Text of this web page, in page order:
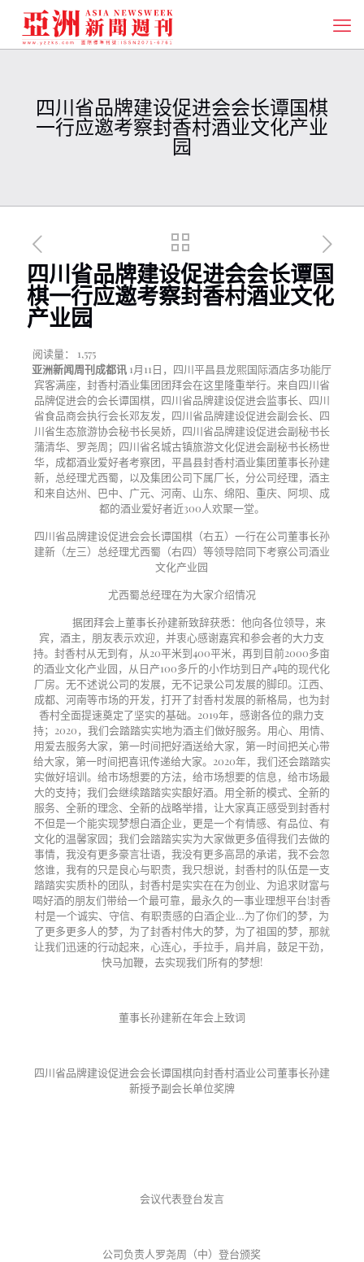
四川省品牌建设促进会会长谭国棋
一行应邀考察封香村酒业文化产业
园
四川省品牌建设促进会会长谭国
棋一行应邀考察封香村酒业文化
产业园
阅读量：
1,575
亚洲新闻周刊成都讯 1月11日，四川平昌县龙熙国际酒店多功能厅
宾客满座，封香村酒业集团团拜会在这里隆重举行。来自四川省
品牌促进会的会长谭国棋，四川省品牌建设促进会监事长、四川
省食品商会执行会长邓友发，四川省品牌建设促进会副会长、四
川省生态旅游协会秘书长吴娇，四川省品牌建设促进会副秘书长
蒲清华、罗尧周；四川省名城古镇旅游文化促进会副秘书长杨世
华，成都酒业爱好者考察团，平昌县封香村酒业集团董事长孙建
新，总经理尤西蜀，以及集团公司下属厂长，分公司经理，酒主
和来自达州、巴中、广元、河南、山东、绵阳、重庆、阿坝、成
都的酒业爱好者近300人欢聚一堂。
四川省品牌建设促进会会长谭国棋（右五）一行在公司董事长孙
建新（左三）总经理尤西蜀（右四）等领导陪同下考察公司酒业
文化产业园
尤西蜀总经理在为大家介绍情况
据团拜会上董事长孙建新致辞获悉：他向各位领导，来
宾，酒主，朋友表示欢迎，并衷心感谢嘉宾和参会者的大力支
持。封香村从无到有，从20平米到400平米，再到目前2000多亩
的酒业文化产业园，从日产100多斤的小作坊到日产4吨的现代化
厂房。无不述说公司的发展，无不记录公司发展的脚印。江西、
成都、河南等市场的开发，打开了封香村发展的新格局，也为封
香村全面提速奠定了坚实的基础。2019年，感谢各位的鼎力支
持；2020，我们会踏踏实实地为酒主们做好服务。用心、用情、
用爱去服务大家，第一时间把好酒送给大家，第一时间把关心带
给大家，第一时间把喜讯传递给大家。2020年，我们还会踏踏实
实做好培训。给市场想要的方法，给市场想要的信息，给市场最
大的支持；我们会继续踏踏实实酿好酒。用全新的模式、全新的
服务、全新的理念、全新的战略举措，让大家真正感受到封香村
不但是一个能实现梦想白酒企业，更是一个有情感、有品位、有
文化的温馨家园；我们会踏踏实实为大家做更多值得我们去做的
事情，我没有更多豪言壮语，我没有更多高昂的承诺，我不会忽
悠谁，我有的只是良心与职责，我只想说，封香村的队伍是一支
踏踏实实质朴的团队，封香村是实实在在为创业、为追求财富与
喝好酒的朋友们带给一个最可靠，最永久的一事业理想平台!封香
村是一个诚实、守信、有职责感的白酒企业…为了你们的梦，为
了更多更多人的梦，为了封香村伟大的梦，为了祖国的梦，那就
让我们迅速的行动起来，心连心，手拉手，肩并肩，鼓足干劲，
快马加鞭，去实现我们所有的梦想!
董事长孙建新在年会上致词
四川省品牌建设促进会会长谭国棋向封香村酒业公司董事长孙建
新授予副会长单位奖牌
会议代表登台发言
公司负责人罗尧周（中）登台颁奖